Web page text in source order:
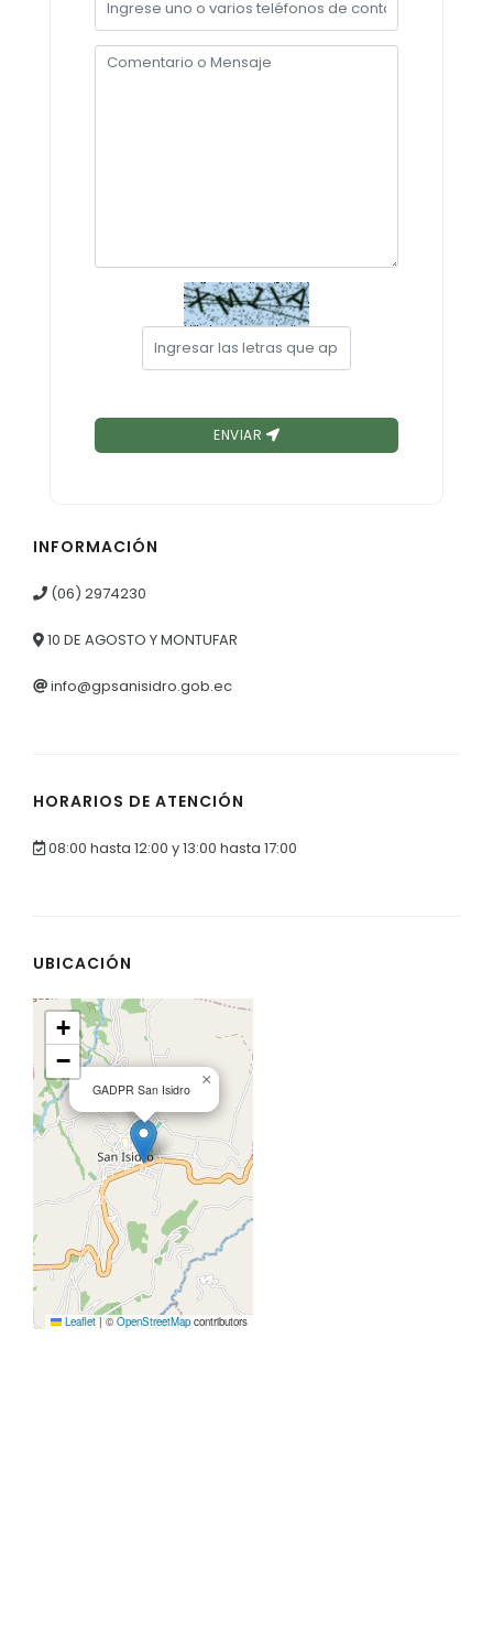
Convocatorias
GESTIÓN ADMINISTRATIVA
PRESUPUESTO: EJECUCIÓN Y REPORTES
Cédulas presupuestarias y balances
Procesos de contratación
Obras y proyectosENVIAR
INFORMACIÓN
(06) 2974230
10 DE AGOSTO Y MONTUFAR
info@gpsanisidro.gob.ec
HORARIOS DE ATENCIÓN
08:00 hasta 12:00 y 13:00 hasta 17:00
UBICACIÓN
GADPR San Isidro
×
+
−
Leaflet | © OpenStreetMap contributors